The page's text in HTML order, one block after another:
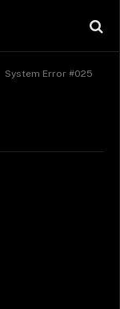
System Error #025